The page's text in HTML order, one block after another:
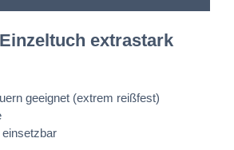
extrastark
geeignet (extrem reißfest)